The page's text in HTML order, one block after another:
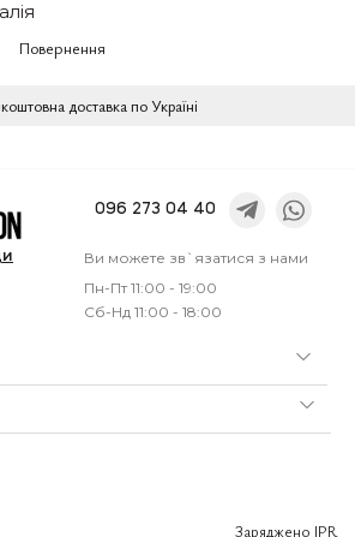
Повернення
доставка по Україні
096 273 04 40
Ви можете зв`язатися з нами
Пн-Пт 11:00 - 19:00
Сб-Нд 11:00 - 18:00
Заряджено IPR